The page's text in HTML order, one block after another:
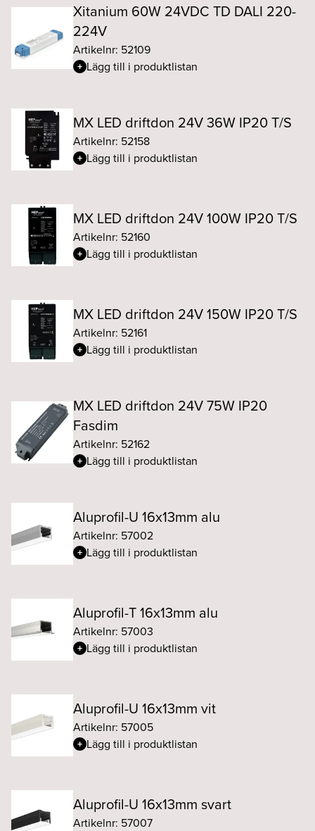
Xitanium 60W 24VDC TD DALI 220-
224V
Artikelnr: 52109
Lägg till i produktlistan
MX LED driftdon 24V 36W IP20 T/S
Artikelnr: 52158
Lägg till i produktlistan
MX LED driftdon 24V 100W IP20 T/S
Artikelnr: 52160
Lägg till i produktlistan
MX LED driftdon 24V 150W IP20 T/S
Artikelnr: 52161
Lägg till i produktlistan
MX LED driftdon 24V 75W IP20
Fasdim
Artikelnr: 52162
Lägg till i produktlistan
Aluprofil-U 16x13mm alu
Artikelnr: 57002
Lägg till i produktlistan
Aluprofil-T 16x13mm alu
Artikelnr: 57003
Lägg till i produktlistan
Aluprofil-U 16x13mm vit
Artikelnr: 57005
Lägg till i produktlistan
Aluprofil-U 16x13mm svart
Artikelnr: 57007